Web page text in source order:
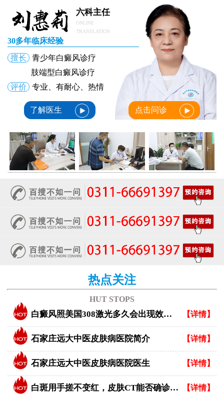
六科主任
ONLINE
TRANSLATION
30多年临床经验
擅长
青少年白癜风诊疗
肢端型白癜风诊疗
评价
专业、有耐心、热情
了解医生 点击问诊
热点关注
HUT STOPS
白癜风照美国308激光多久会出现效果？ 【详情】
石家庄远大中医皮肤病医院简介 【详情】
石家庄远大中医皮肤病医院医生 【详情】
白斑用手搓不变红，皮肤CT能否确诊白癜风？ 【详情】